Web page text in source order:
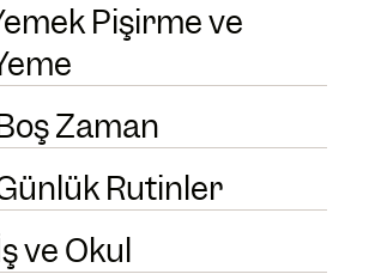
Pişirme ve
Zaman
Rutinler
ve Okul